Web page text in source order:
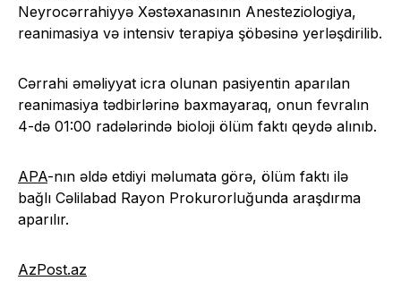
Neyrocərrahiyyə Xəstəxanasının Anesteziologiya,
reanimasiya və intensiv terapiya şöbəsinə yerləşdirilib.
Cərrahi əməliyyat icra olunan pasiyentin aparılan
reanimasiya tədbirlərinə baxmayaraq, onun fevralın
4-də 01:00 radələrində bioloji ölüm faktı qeydə alınıb.
APA-nın əldə etdiyi məlumata görə, ölüm faktı ilə
bağlı Cəlilabad Rayon Prokurorluğunda araşdırma
aparılır.
AzPost.az